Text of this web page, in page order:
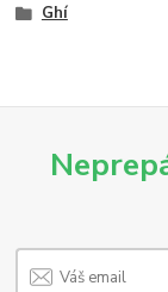
Ghí